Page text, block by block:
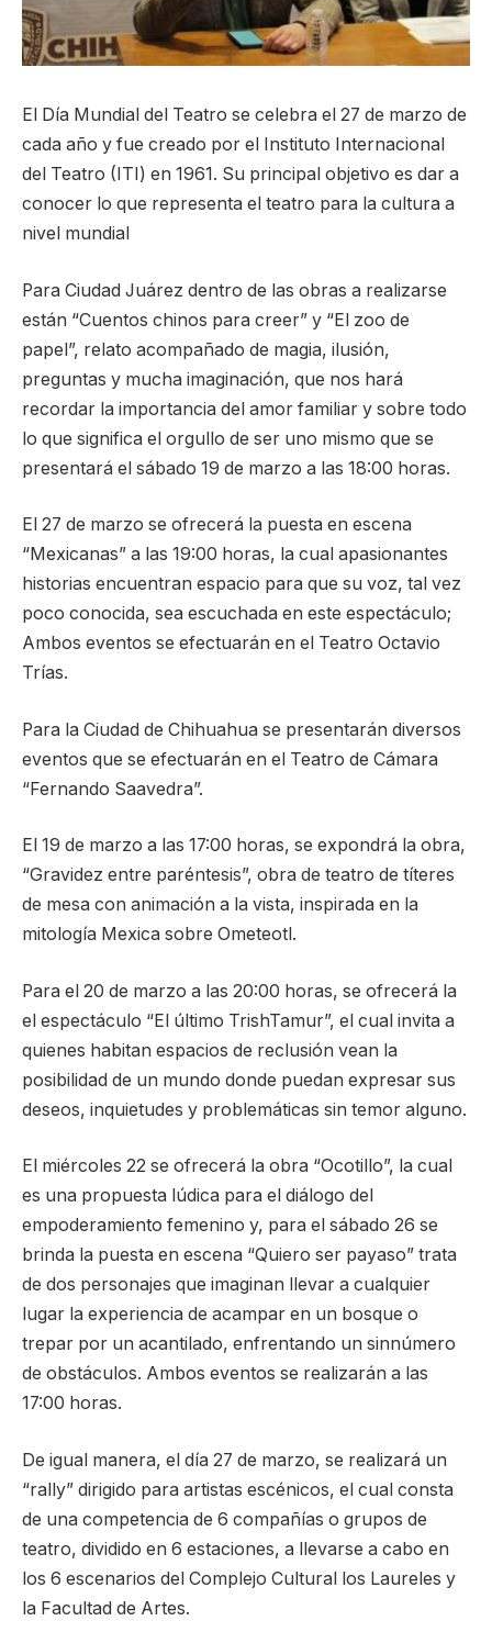
El Día Mundial del Teatro se celebra el 27 de marzo de
cada año y fue creado por el Instituto Internacional
del Teatro (ITI) en 1961. Su principal objetivo es dar a
conocer lo que representa el teatro para la cultura a
nivel mundial
Para Ciudad Juárez dentro de las obras a realizarse
están “Cuentos chinos para creer” y “El zoo de
papel”, relato acompañado de magia, ilusión,
preguntas y mucha imaginación, que nos hará
recordar la importancia del amor familiar y sobre todo
lo que significa el orgullo de ser uno mismo que se
presentará el sábado 19 de marzo a las 18:00 horas.
El 27 de marzo se ofrecerá la puesta en escena
“Mexicanas” a las 19:00 horas, la cual apasionantes
historias encuentran espacio para que su voz, tal vez
poco conocida, sea escuchada en este espectáculo;
Ambos eventos se efectuarán en el Teatro Octavio
Trías.
Para la Ciudad de Chihuahua se presentarán diversos
eventos que se efectuarán en el Teatro de Cámara
“Fernando Saavedra”.
El 19 de marzo a las 17:00 horas, se expondrá la obra,
“Gravidez entre paréntesis”, obra de teatro de títeres
de mesa con animación a la vista, inspirada en la
mitología Mexica sobre Ometeotl.
Para el 20 de marzo a las 20:00 horas, se ofrecerá la
el espectáculo “El último TrishTamur”, el cual invita a
quienes habitan espacios de reclusión vean la
posibilidad de un mundo donde puedan expresar sus
deseos, inquietudes y problemáticas sin temor alguno.
El miércoles 22 se ofrecerá la obra “Ocotillo”, la cual
es una propuesta lúdica para el diálogo del
empoderamiento femenino y, para el sábado 26 se
brinda la puesta en escena “Quiero ser payaso” trata
de dos personajes que imaginan llevar a cualquier
lugar la experiencia de acampar en un bosque o
trepar por un acantilado, enfrentando un sinnúmero
de obstáculos. Ambos eventos se realizarán a las
17:00 horas.
De igual manera, el día 27 de marzo, se realizará un
“rally” dirigido para artistas escénicos, el cual consta
de una competencia de 6 compañías o grupos de
teatro, dividido en 6 estaciones, a llevarse a cabo en
los 6 escenarios del Complejo Cultural los Laureles y
la Facultad de Artes.